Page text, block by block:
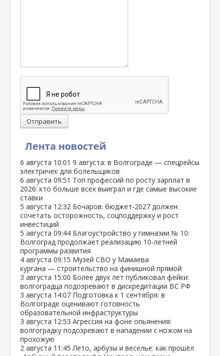
Лента новостей
6 августа 10:01 9 августа: в Волгограде — спецрейсы
электричек для болельщиков
6 августа 09:51 Топ профессий по росту зарплат в
2026: кто больше всех выиграл и где самые высокие
ставки
5 августа 12:32 Бочаров: бюджет‑2027 должен
сочетать осторожность, соцподдержку и рост
инвестиций
5 августа 09:44 Благоустройство у гимназии № 10:
Волгоград продолжает реализацию 10‑летней
программы развития
4 августа 09:15 Музей СВО у Мамаева
кургана — строительство на финишной прямой
3 августа 15:00 Более двух лет публиковал фейки:
волгоградца подозревают в дискредитации ВС РФ
3 августа 14:07 Подготовка к 1 сентября: в
Волгограде оценивают готовность
образовательной инфраструктуры
3 августа 12:53 Агрессия на фоне опьянения:
волгоградку подозревают в нападении с ножом на
прохожую
2 августа 11:45 Лето, арбузы и веселье: как прошёл
Отправить